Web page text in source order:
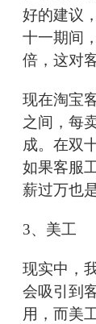
好的建议
十一期间
倍，这对
现在淘宝
之间，每
成。在双
如果客服
薪过万也
3、美工
现实中，
会吸引到
用，而美